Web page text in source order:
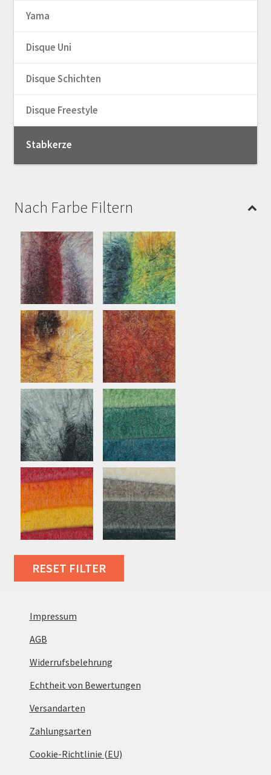
Yama
Disque Uni
Disque Schichten
Disque Freestyle
Stabkerze
Nach Farbe Filtern
RESET FILTER
Impressum
AGB
Widerrufsbelehrung
Echtheit von Bewertungen
Versandarten
Zahlungsarten
Cookie-Richtlinie (EU)